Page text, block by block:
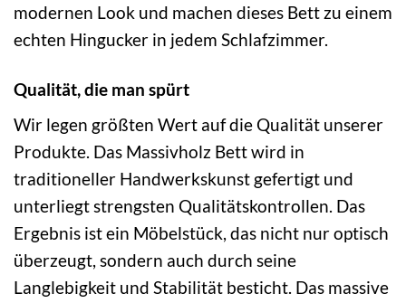
modernen Look und machen dieses Bett zu einem
echten Hingucker in jedem Schlafzimmer.
Qualität, die man spürt
Wir legen größten Wert auf die Qualität unserer
Produkte. Das Massivholz Bett wird in
traditioneller Handwerkskunst gefertigt und
unterliegt strengsten Qualitätskontrollen. Das
Ergebnis ist ein Möbelstück, das nicht nur optisch
überzeugt, sondern auch durch seine
Langlebigkeit und Stabilität besticht. Das massive